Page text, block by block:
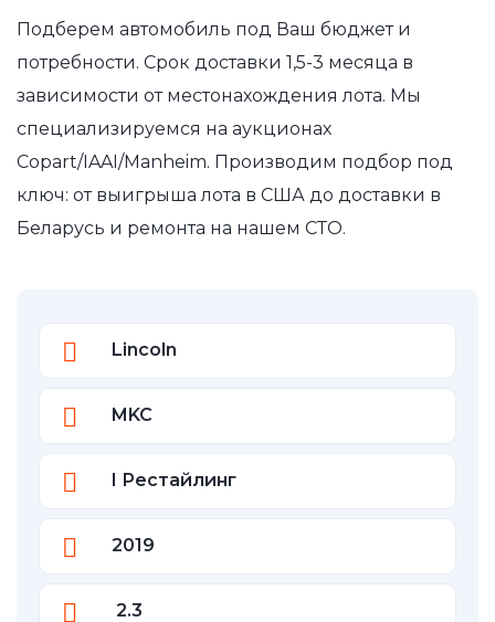
Подберем автомобиль под Ваш бюджет и
потребности. Срок доставки 1,5-3 месяца в
зависимости от местонахождения лота. Мы
специализируемся на аукционах
Copart/IAAI/Manheim. Производим подбор под
ключ: от выигрыша лота в США до доставки в
Беларусь и ремонта на нашем СТО.
Lincoln
MKC
I Рестайлинг
2019
2.3